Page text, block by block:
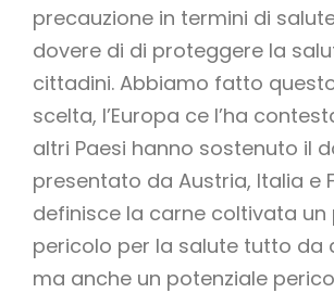
precauzione in termini di
dovere di di proteggere la
cittadini. Abbiamo fatto
scelta, l’Europa ce l’ha
altri Paesi hanno sostenuto il
presentato da Austria, Italia e
definisce la carne coltivata un
pericolo per la salute tutto da
ma anche un potenziale